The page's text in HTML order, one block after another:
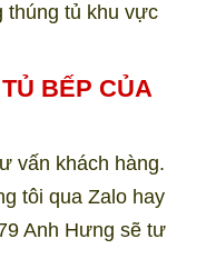
thúng tủ khu vực
BẾP CỦA
vấn khách hàng.
tôi qua Zalo hay
Anh Hưng sẽ tư